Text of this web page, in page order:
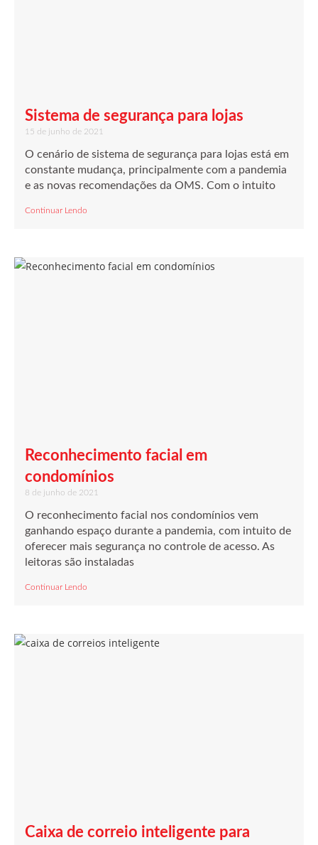
Sistema de segurança para lojas
15 de junho de 2021
O cenário de sistema de segurança para lojas está em
constante mudança, principalmente com a pandemia
e as novas recomendações da OMS. Com o intuito
Continuar Lendo
Reconhecimento facial em
condomínios
8 de junho de 2021
O reconhecimento facial nos condomínios vem
ganhando espaço durante a pandemia, com intuito de
oferecer mais segurança no controle de acesso. As
leitoras são instaladas
Continuar Lendo
Caixa de correio inteligente para